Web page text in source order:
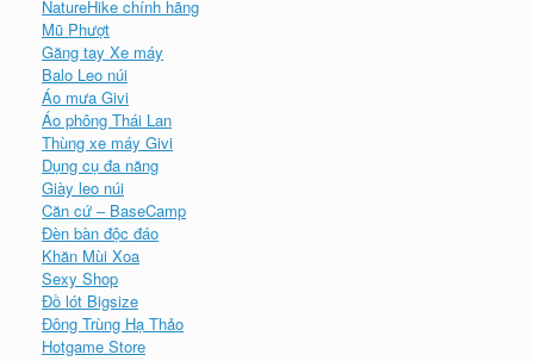
NatureHike chính hãng
Mũ Phượt
Găng tay Xe máy
Balo Leo núi
Áo mưa Givi
Áo phông Thái Lan
Thùng xe máy Givi
Dụng cụ đa năng
Giày leo núi
Căn cứ – BaseCamp
Đèn bàn độc đáo
Khăn Mùi Xoa
Sexy Shop
Đồ lót Bigsize
Đông Trùng Hạ Thảo
Hotgame Store